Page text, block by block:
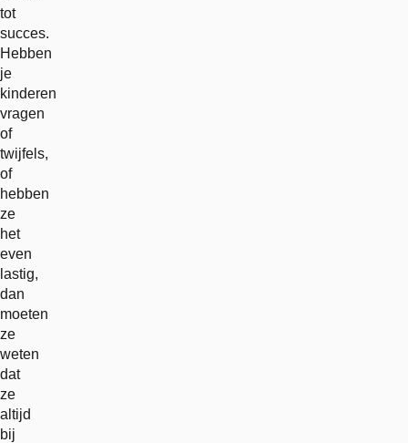
tot
succes.
Hebben
je
kinderen
vragen
of
twijfels,
of
hebben
ze
het
even
lastig,
dan
moeten
ze
weten
dat
ze
altijd
bij